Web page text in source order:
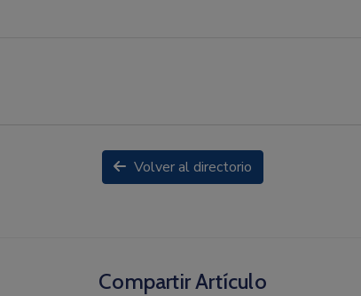
Volver al directorio
Compartir Artículo